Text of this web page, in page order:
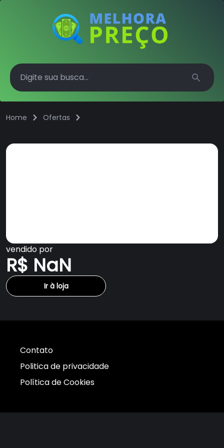
Search
Home Ofertas
vendido por
R$ NaN
Ir à loja
Contato
Politica de privacidade
Política de Cookies